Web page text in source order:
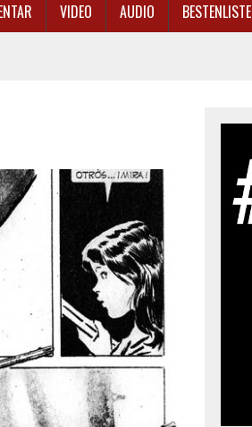
VIDEO AUDIO BESTENLISTE